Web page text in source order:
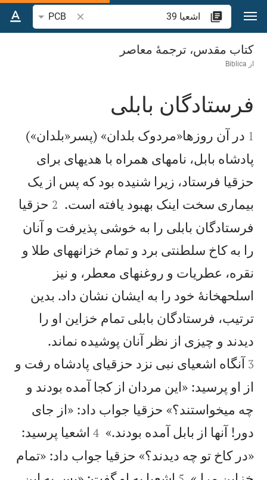
پرش به محتوا
جستجوی آیه یا
PCB
اشعيا 39
کتاب مقدس، ترجمۀ معاصر
از Biblica

فرستادگان بابلی

1 در آن روزها«مردوک بلدان» (پسر«بلدان»)
پادشاه بابل، نامهای همراه با هديهای برای
حزقيا فرستاد، زيرا شنيده بود كه پس از يک
بيماری سخت اينک بهبود يافته است. 

2 حزقيا
فرستادگان بابلی را به خوشی پذيرفت و آنان
را به كاخ سلطنتی برد و تمام خزانههای طلا و
نقره، عطريات و روغنهای معطر، و نيز
اسلحهخانهٔ خود را به ايشان نشان داد. بدين
ترتيب، فرستادگان بابلی تمام خزاين او را
ديدند و چيزی از نظر آنان پوشيده نماند.
3 آنگاه اشعيای نبی نزد حزقيای پادشاه رفت و
از او پرسيد: «اين مردان از كجا آمده بودند و
چه میخواستند؟» حزقيا جواب داد: «از جای
دور! آنها از بابل آمده بودند.»

4 اشعيا پرسيد:
«در كاخ تو چه ديدند؟» حزقيا جواب داد: «تمام